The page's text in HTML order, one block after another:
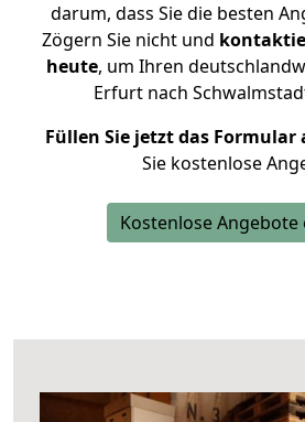
darum, dass Sie die besten
Zögern Sie nicht und
heute, um Ihren
Erfurt nach
Füllen Sie jetzt das Formular
Sie kostenlose
Kostenlose Angebote